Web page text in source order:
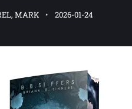
MARK 2026-01-24